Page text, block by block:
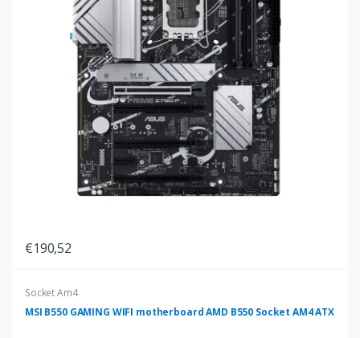
€190,52
Socket Am4
MSI B550 GAMING WIFI motherboard AMD B550 Socket AM4 ATX